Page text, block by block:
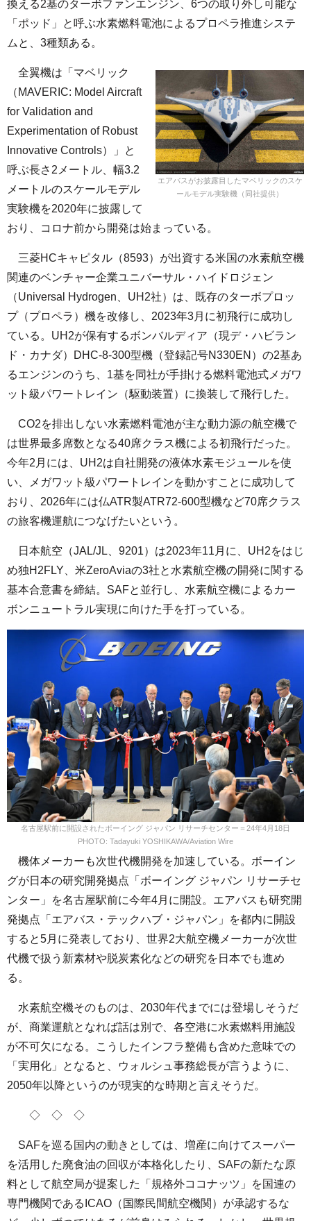
換える2基のターボファンエンジン、6つの取り外し可能な
「ポッド」と呼ぶ水素燃料電池によるプロペラ推進システ
ムと、3種類ある。
エアバスがお披露目したマベリックのスケ
ールモデル実験機（同社提供）
全翼機は「マベリック
（MAVERIC: Model Aircraft
for Validation and
Experimentation of Robust
Innovative Controls）」と
呼ぶ長さ2メートル、幅3.2
メートルのスケールモデル
実験機を2020年に披露して
おり、コロナ前から開発は始まっている。
三菱HCキャピタル（8593）が出資する米国の水素航空機
関連のベンチャー企業ユニバーサル・ハイドロジェン
（Universal Hydrogen、UH2社）は、既存のターボプロッ
プ（プロペラ）機を改修し、2023年3月に初飛行に成功し
ている。UH2が保有するボンバルディア（現デ・ハビラン
ド・カナダ）DHC-8-300型機（登録記号N330EN）の2基あ
るエンジンのうち、1基を同社が手掛ける燃料電池式メガワ
ット級パワートレイン（駆動装置）に換装して飛行した。
CO2を排出しない水素燃料電池が主な動力源の航空機で
は世界最多席数となる40席クラス機による初飛行だった。
今年2月には、UH2は自社開発の液体水素モジュールを使
い、メガワット級パワートレインを動かすことに成功して
おり、2026年には仏ATR製ATR72-600型機など70席クラス
の旅客機運航につなげたいという。
日本航空（JAL/JL、9201）は2023年11月に、UH2をはじ
め独H2FLY、米ZeroAviaの3社と水素航空機の開発に関する
基本合意書を締結。SAFと並行し、水素航空機によるカー
ボンニュートラル実現に向けた手を打っている。
名古屋駅前に開設されたボーイング ジャパン リサーチセンター＝24年4月18日
PHOTO: Tadayuki YOSHIKAWA/Aviation Wire
機体メーカーも次世代機開発を加速している。ボーイン
グが日本の研究開発拠点「ボーイング ジャパン リサーチセ
ンター」を名古屋駅前に今年4月に開設。エアバスも研究開
発拠点「エアバス・テックハブ・ジャパン」を都内に開設
すると5月に発表しており、世界2大航空機メーカーが次世
代機で扱う新素材や脱炭素化などの研究を日本でも進め
る。
水素航空機そのものは、2030年代までには登場しそうだ
が、商業運航となれば話は別で、各空港に水素燃料用施設
が不可欠になる。こうしたインフラ整備も含めた意味での
「実用化」となると、ウォルシュ事務総長が言うように、
2050年以降というのが現実的な時期と言えそうだ。
◇ ◇ ◇
SAFを巡る国内の動きとしては、増産に向けてスーパー
を活用した廃食油の回収が本格化したり、SAFの新たな原
料として航空局が提案した「規格外ココナッツ」を国連の
専門機関であるICAO（国際民間航空機関）が承認するな